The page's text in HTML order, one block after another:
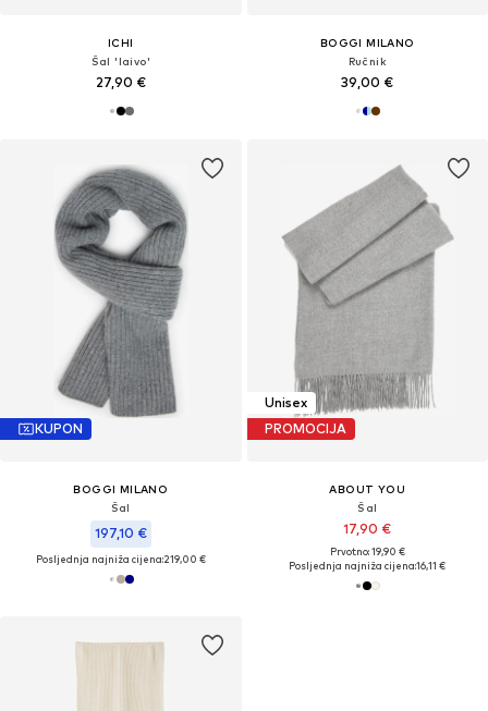
ICHI
Šal 'Iaivo'
27,90 €
BOGGI MILANO
Ručnik
39,00 €
KUPON
BOGGI MILANO
Šal
197,10 €
Posljednja najniža cijena:219,00 €
Unisex
PROMOCIJA
ABOUT YOU
Šal
17,90 €
Prvotno: 19,90 €
Posljednja najniža cijena:16,11 €